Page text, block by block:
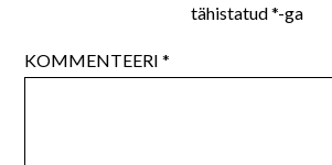
tähistatud*-ga
KOMMENTEERI*